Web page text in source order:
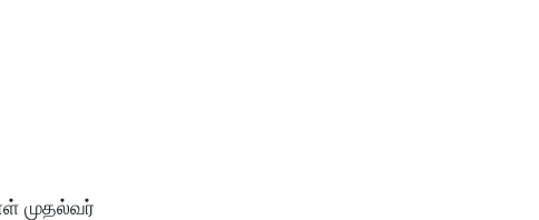
முதல்வர்